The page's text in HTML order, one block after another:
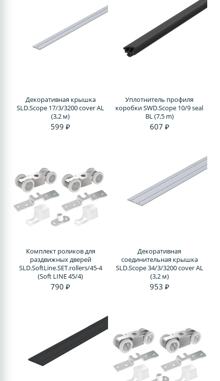
Декоративная крышка
SLD.Scope 17/3/3200 cover AL
(3,2 м)
599 ₽
Уплотнитель профиля
коробки SWD.Scope 10/9 seal
BL (7,5 m)
607 ₽
Комплект роликов для
раздвижных дверей
SLD.SoftLine.SET.rollers/45-4
(Soft LINE 45/4)
790 ₽
Декоративная
соединительная крышка
SLD.Scope 34/3/3200 cover AL
(3,2 м)
953 ₽